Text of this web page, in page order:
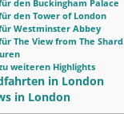
den Buckingham Palace
den Tower of London
Westminster Abbey
The View from The Shard
weiteren Highlights
in London
in London